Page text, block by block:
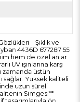
– Şıklık ve
4436D 677287 55
hem de özel anlar
UV ışınlarına karşı
zamanda üstün
sağlar. Yüksek kaliteli
uzun süreli
Simgesi**